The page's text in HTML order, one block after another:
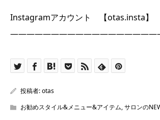
Instagramアカウント 【otas.insta】
投稿者:otas
お勧めスタイル&メニュー&アイテム,サロンの